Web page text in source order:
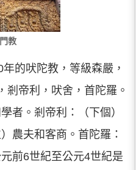
教
的吠陀教，等級森嚴，
剎帝利，吠舍，首陀羅。
者。剎帝利：（下個）
農夫和客商。首陀羅：
前6世紀至公元4世紀是